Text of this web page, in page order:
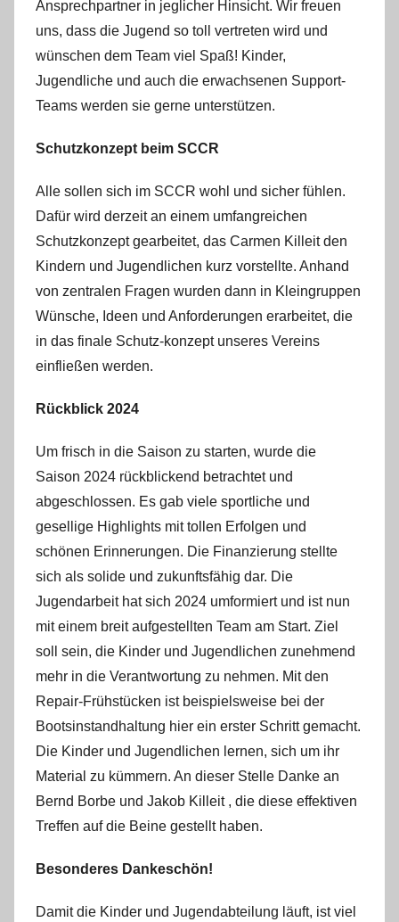
Ansprechpartner in jeglicher Hinsicht. Wir freuen
uns, dass die Jugend so toll vertreten wird und
wünschen dem Team viel Spaß! Kinder,
Jugendliche und auch die erwachsenen Support-
Teams werden sie gerne unterstützen.
Schutzkonzept beim SCCR
Alle sollen sich im SCCR wohl und sicher fühlen.
Dafür wird derzeit an einem umfangreichen
Schutzkonzept gearbeitet, das Carmen Killeit den
Kindern und Jugendlichen kurz vorstellte. Anhand
von zentralen Fragen wurden dann in Kleingruppen
Wünsche, Ideen und Anforderungen erarbeitet, die
in das finale Schutz-konzept unseres Vereins
einfließen werden.
Rückblick 2024
Um frisch in die Saison zu starten, wurde die
Saison 2024 rückblickend betrachtet und
abgeschlossen. Es gab viele sportliche und
gesellige Highlights mit tollen Erfolgen und
schönen Erinnerungen. Die Finanzierung stellte
sich als solide und zukunftsfähig dar. Die
Jugendarbeit hat sich 2024 umformiert und ist nun
mit einem breit aufgestellten Team am Start. Ziel
soll sein, die Kinder und Jugendlichen zunehmend
mehr in die Verantwortung zu nehmen. Mit den
Repair-Frühstücken ist beispielsweise bei der
Bootsinstandhaltung hier ein erster Schritt gemacht.
Die Kinder und Jugendlichen lernen, sich um ihr
Material zu kümmern. An dieser Stelle Danke an
Bernd Borbe und Jakob Killeit , die diese effektiven
Treffen auf die Beine gestellt haben.
Besonderes Dankeschön!
Damit die Kinder und Jugendabteilung läuft, ist viel